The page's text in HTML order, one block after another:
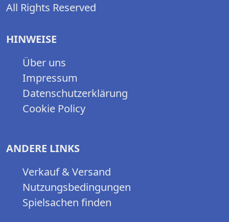
All Rights Reserved
HINWEISE
Über uns
Impressum
Datenschutzerklärung
Cookie Policy
ANDERE LINKS
Verkauf & Versand
Nutzungsbedingungen
Spielsachen finden